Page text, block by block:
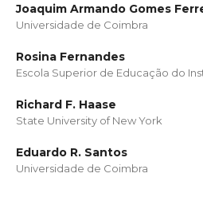
Joaquim Armando Gomes
Universidade de Coimbra
Rosina Fernandes
Escola Superior de Educação do
Richard F. Haase
State University of New York
Eduardo R. Santos
Universidade de Coimbra